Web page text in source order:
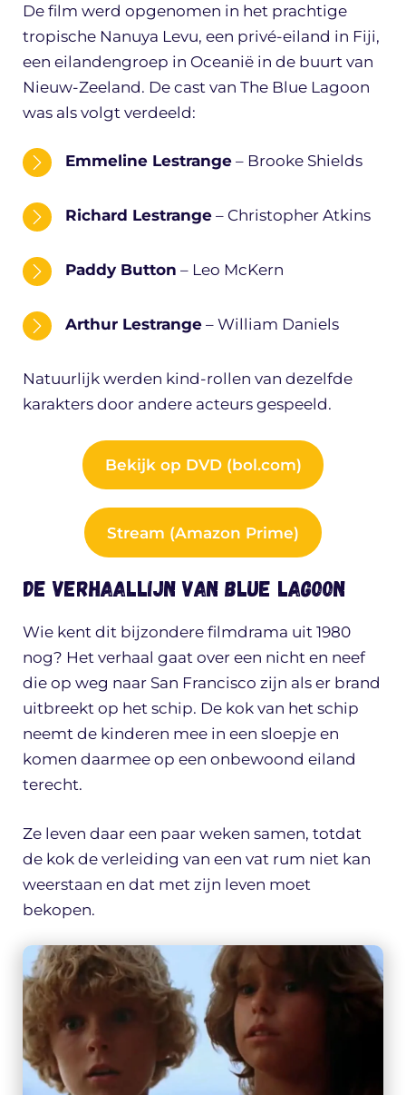
De film werd opgenomen in het prachtige
tropische Nanuya Levu, een privé-eiland in Fiji,
een eilandengroep in Oceanië in de buurt van
Nieuw-Zeeland. De cast van The Blue Lagoon
was als volgt verdeeld:
Emmeline Lestrange – Brooke Shields
Richard Lestrange – Christopher Atkins
Paddy Button – Leo McKern
Arthur Lestrange – William Daniels
Natuurlijk werden kind-rollen van dezelfde
karakters door andere acteurs gespeeld.
Bekijk op DVD (bol.com)
Stream (Amazon Prime)
De verhaallijn van Blue Lagoon
Wie kent dit bijzondere filmdrama uit 1980
nog? Het verhaal gaat over een nicht en neef
die op weg naar San Francisco zijn als er brand
uitbreekt op het schip. De kok van het schip
neemt de kinderen mee in een sloepje en
komen daarmee op een onbewoond eiland
terecht.
Ze leven daar een paar weken samen, totdat
de kok de verleiding van een vat rum niet kan
weerstaan en dat met zijn leven moet
bekopen.